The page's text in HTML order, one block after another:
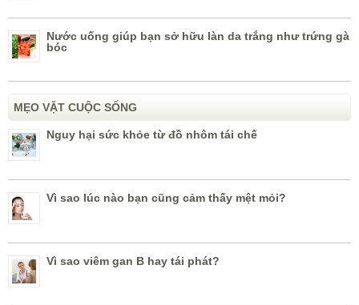
Nước uống giúp bạn sở hữu làn da trắng như trứng gà
bóc
MẸO VẶT CUỘC SỐNG
Nguy hại sức khỏe từ đồ nhôm tái chế
Vì sao lúc nào bạn cũng cảm thấy mệt mỏi?
Vì sao viêm gan B hay tái phát?